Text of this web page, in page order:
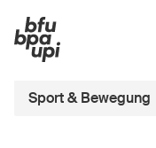
Sport & Bewegung